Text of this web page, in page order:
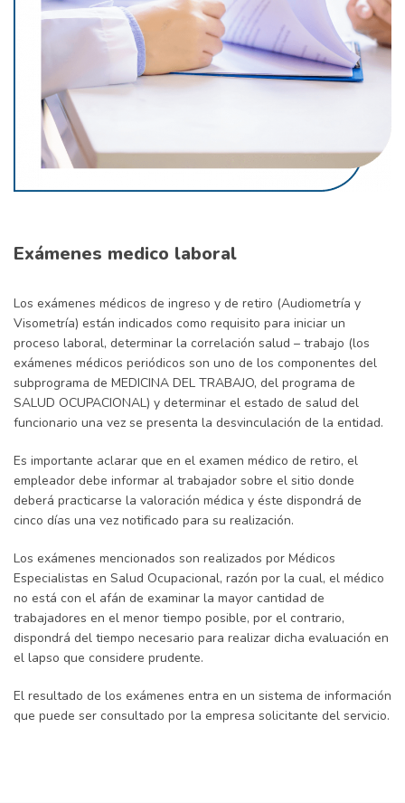
Exámenes medico laboral
Los exámenes médicos de ingreso y de retiro (Audiometría y
Visometría) están indicados como requisito para iniciar un
proceso laboral, determinar la correlación salud – trabajo (los
exámenes médicos periódicos son uno de los componentes del
subprograma de MEDICINA DEL TRABAJO, del programa de
SALUD OCUPACIONAL) y determinar el estado de salud del
funcionario una vez se presenta la desvinculación de la entidad.
Es importante aclarar que en el examen médico de retiro, el
empleador debe informar al trabajador sobre el sitio donde
deberá practicarse la valoración médica y éste dispondrá de
cinco días una vez notificado para su realización.
Los exámenes mencionados son realizados por Médicos
Especialistas en Salud Ocupacional, razón por la cual, el médico
no está con el afán de examinar la mayor cantidad de
trabajadores en el menor tiempo posible, por el contrario,
dispondrá del tiempo necesario para realizar dicha evaluación en
el lapso que considere prudente.
El resultado de los exámenes entra en un sistema de información
que puede ser consultado por la empresa solicitante del servicio.